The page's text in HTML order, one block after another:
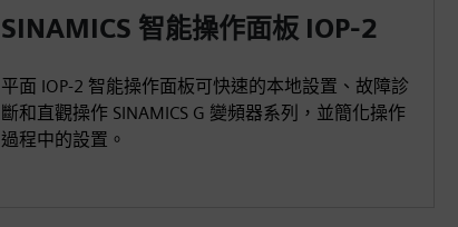
SINAMICS 智能操作面板 IOP-2
平面 IOP-2 智能操作面板可快速的本地設置、故障診
斷和直觀操作 SINAMICS G 變頻器系列，並簡化操作
過程中的設置。